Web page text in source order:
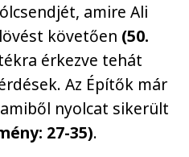
amire Ali
követően (50.
érkezve tehát
Az Építők már
nyolcat sikerült
27-35).